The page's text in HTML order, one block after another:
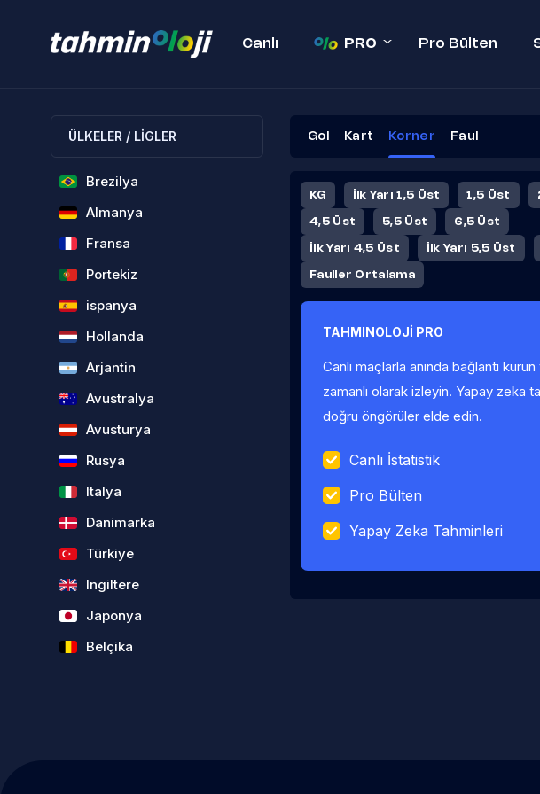
Canlı PRO Pro Bülten
ÜLKELER / LİGLER
Brezilya
Almanya
Fransa
Portekiz
ispanya
Hollanda
Arjantin
Avustralya
Avusturya
Rusya
Italya
Danimarka
Türkiye
Ingiltere
Japonya
Belçika
Gol Kart Korner Faul
KG İlk Yarı 1,5 Üst 1,5 Üst
4,5 Üst 5,5 Üst 6,5 Üst
İlk Yarı 4,5 Üst İlk Yarı 5,5 Üst
Fauller Ortalama
TAHMINOLOJİ PRO
Canlı maçlarla anında bağlantı
zamanlı olarak izleyin. Yapay zeka
doğru öngörüler elde edin.
Canlı İstatistik
Pro Bülten
Yapay Zeka Tahminleri